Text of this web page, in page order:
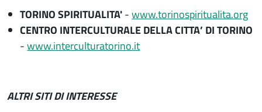
TORINO SPIRITUALITA'-www.torinospiritualita.org
CENTRO INTERCULTURALE DELLA CITTA’ DI TORINO
-www.interculturatorino.it
ALTRI SITI DI INTERESSE